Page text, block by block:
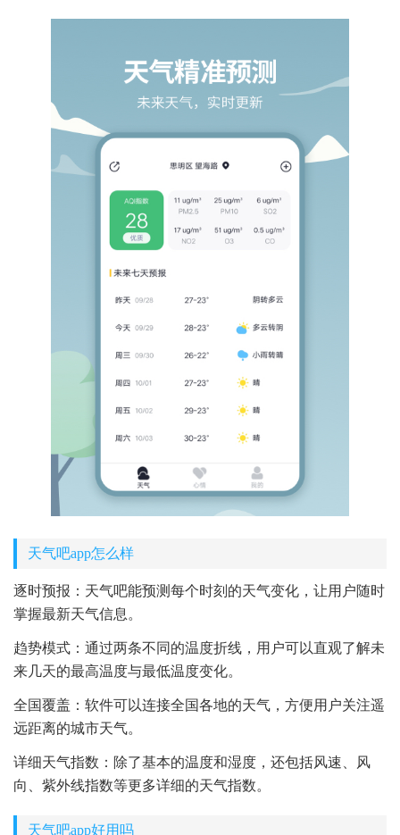
天气吧app怎么样
逐时预报：天气吧能预测每个时刻的天气变化，让用户随时
掌握最新天气信息。
趋势模式：通过两条不同的温度折线，用户可以直观了解未
来几天的最高温度与最低温度变化。
全国覆盖：软件可以连接全国各地的天气，方便用户关注遥
远距离的城市天气。
详细天气指数：除了基本的温度和湿度，还包括风速、风
向、紫外线指数等更多详细的天气指数。
天气吧app好用吗